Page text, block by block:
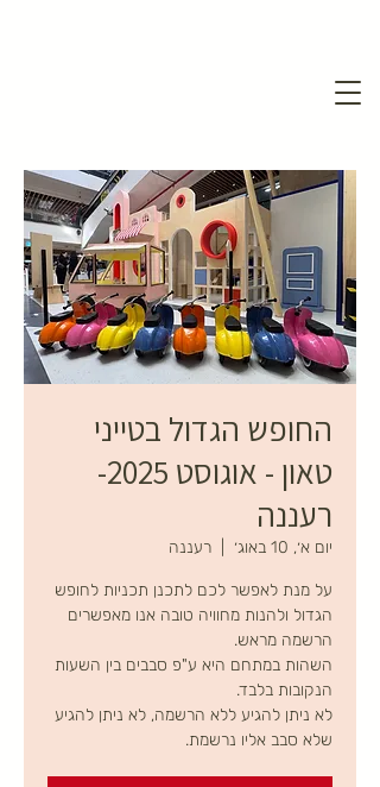
החופש הגדול בטייני
טאון - אוגוסט 2025-
רעננה
יום א׳, 10 באוג׳ רעננה
על מנת לאפשר לכם לתכנן תכניות לחופש
הגדול ולהנות מחוויה טובה אנו מאפשרים
השהות במתחם היא ע"פ סבבים בין השעות
לא ניתן להגיע ללא הרשמה, לא ניתן להגיע
שלא סבב אליו נרשמת.